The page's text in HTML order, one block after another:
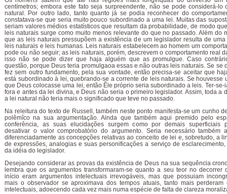
centímetros; embora este fato seja surpreendente, não se pode considerá-lo
natural. Por outro lado, tanto quanto já se podia reconhecer do
constatava-se que seria muito pouco subordinado a uma lei. Muitas das
seriam valores médios estatísticos que resultam da probabilidade, de modo
leis naturais surge como muito menos relevante do que no passado. Além do
que as leis naturais pressupõem a existência de um legislador resulta de uma
leis naturais e leis humanas. Leis naturais estabelecem ao homem um
pode ou não seguir; as leis naturais, porém, descrevem o comportamento real
isso não se pode dizer que haja alguém que as promulgue. Caso
questão, porque Deus teria promulgaoa essas e não outras leis naturais. Se se
fez sem outro fundamento, pela sua vontade, então precisa-se aceitar que
está subordinado à lei, quebrando-se a corrente de leis naturais. Se houvesse
que Deus colocasse uma lei, então Êle próprio seria subordinado a leis. Ter-se-
fora e antes da lei divina, e Deus não seria o primeiro legislador. Assim, toda a
a lei natural não teria mais o significado que teve no passado.
Na releitura do texto de Russell, também neste ponto manifesta-se um cunho
polêmîco na sua argumentação. Ainda que também aqui premido pelo
conferência, as suas elucidações surgem como por demais superficiais
desativar o valor comprobatório do argumento. Seria necessário também
diferenciadamente as concepções relativas ao conceito de lei e, sobretudo, a
de expressões, analogias e suas personificações a serviço de
da idéia do legislador.
Desejando considerar as provas da existência de Deus na sua sequência
lembra que os argumentos transformaram-se quanto a seu teor no decorrer
início eram argumentos intelectuais irrevogáveis, mas que possuiam
mais o observador se aproximava dos tempos atuais, tanto mais perderam
intelectuais, adoecendo cada vez mais numa espécie de falta de clareza